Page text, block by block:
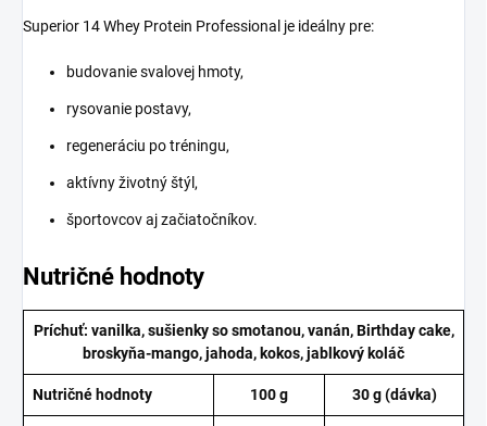
Superior 14 Whey Protein Professional je ideálny pre:
budovanie svalovej hmoty,
rysovanie postavy,
regeneráciu po tréningu,
aktívny životný štýl,
športovcov aj začiatočníkov.
Nutričné hodnoty
Príchuť: vanilka, sušienky so smotanou, vanán, Birthday cake,
broskyňa-mango, jahoda, kokos, jablkový koláč
Nutričné hodnoty 100 g 30 g (dávka)